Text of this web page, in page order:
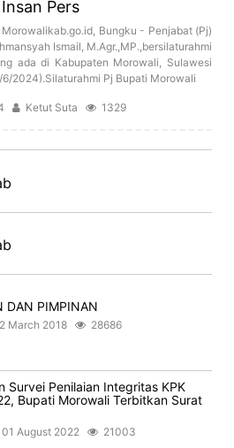
Insan Pers
Morowalikab.go.id, Bungku - Penjabat (Pj)
Ismail, M.Agr.,MP.,bersilaturahmi
ada di Kabupaten Morowali, Sulawesi
2024).Silaturahmi Pj Bupati Morowali
Ketut Suta 1329
DAN PIMPINAN
March 2018 28686
Survei Penilaian Integritas KPK
Bupati Morowali Terbitkan Surat
August 2022 21003